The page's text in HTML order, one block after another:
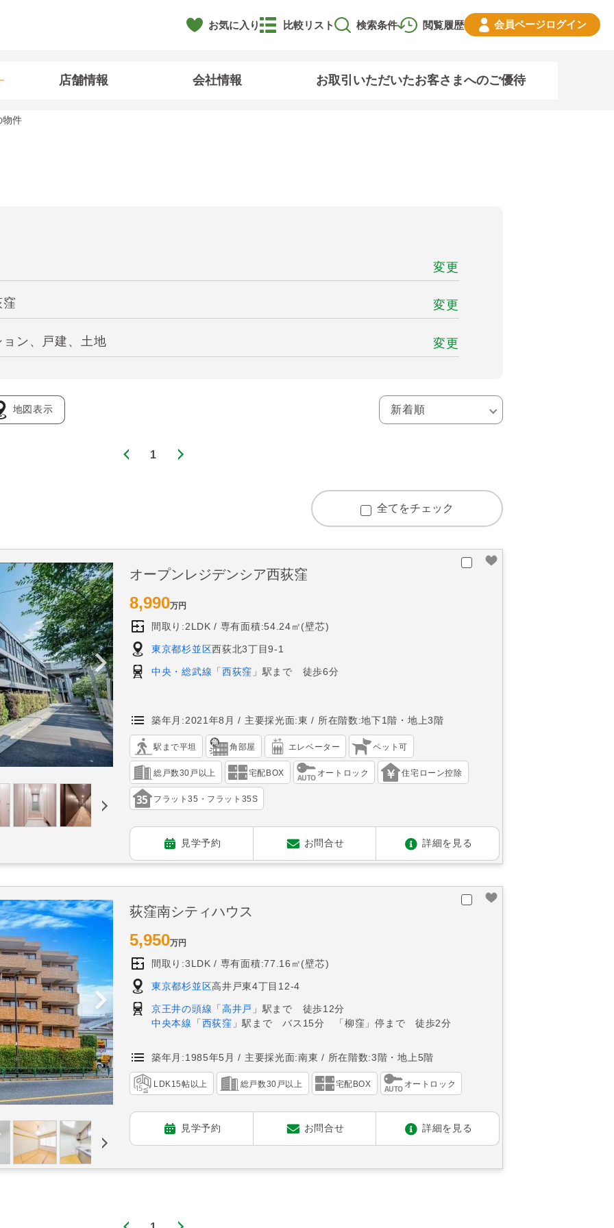
お気に入り 閲覧履歴
比較リスト 検索条件 会員ページログイン
店舗情報 会社情報 お取引いただいたお客さまへのご優待
物件
変更
変更
ン、戸建、土地 変更
地図表示
1
全てをチェック
オープンレジデンシア西荻窪
8,990万円
間取り:2LDK 専有面積:54.24㎡(壁芯)
東京都杉並区西荻北3丁目9-1
中央・総武線 「 西荻窪 」駅まで 徒歩6分
築年月:2021年8月 主要採光面:東 所在階数:地下1階・地上3階
駅まで平坦 角部屋 エレベーター ペット可
総戸数30戸以上 宅配BOX オートロック 住宅ローン控除
フラット35・フラット35S
見学予約 お問合せ 詳細を見る
荻窪南シティハウス
5,950万円
間取り:3LDK 専有面積:77.16㎡(壁芯)
東京都杉並区高井戸東4丁目12-4
京王井の頭線 「 高井戸 」駅まで 徒歩12分
中央本線
「 西荻窪 」駅まで バス15分 「柳窪」停まで 徒歩2分
築年月:1985年5月 主要採光面:南東 所在階数:3階・地上5階
LDK15帖以上 総戸数30戸以上 宅配BOX オートロック
見学予約 お問合せ 詳細を見る